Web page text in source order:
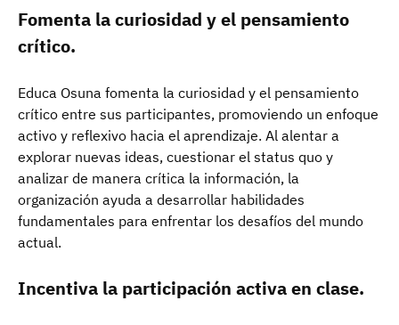
Fomenta la curiosidad y el pensamiento
crítico.
Educa Osuna fomenta la curiosidad y el pensamiento
crítico entre sus participantes, promoviendo un enfoque
activo y reflexivo hacia el aprendizaje. Al alentar a
explorar nuevas ideas, cuestionar el status quo y
analizar de manera crítica la información, la
organización ayuda a desarrollar habilidades
fundamentales para enfrentar los desafíos del mundo
actual.
Incentiva la participación activa en clase.